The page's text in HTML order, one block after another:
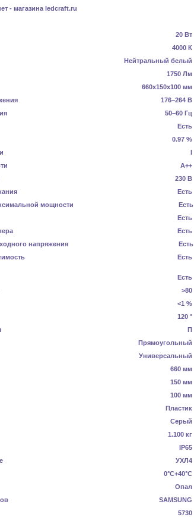
20 Вт
4000 К
Нейтральный белый
1750 Лм
660x150x100 мм
176–264 В
50–60 Гц
Есть
0.97 %
I
А++
230 В
Есть
мощности
Есть
Есть
Есть
напряжения
Есть
Есть
Есть
>80
<1 %
120 °
П
Прямоугольный
Универсальный
660 мм
150 мм
100 мм
Пластик
Серый
1.100 кг
IP65
УХЛ4
0°C+40°C
Опал
SAMSUNG
5730